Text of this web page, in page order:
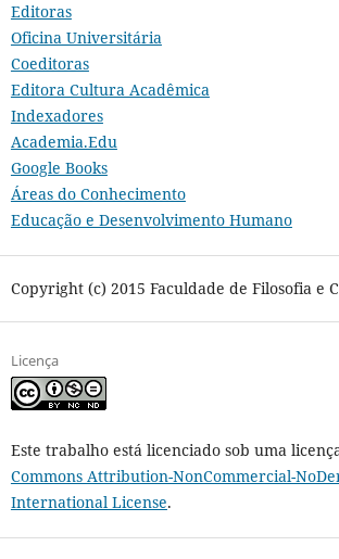
Editoras
Oficina Universitária
Coeditoras
Editora Cultura Acadêmica
Indexadores
Academia.Edu
Google Books
Áreas do Conhecimento
Educação e Desenvolvimento Humano
Copyright (c) 2015 Faculdade de Filosofia e
Licença
Este trabalho está licenciado sob uma
Commons Attribution-NonCommercial-
International License.